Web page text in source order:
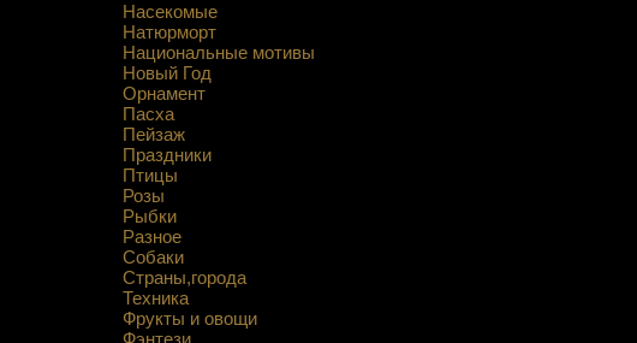
Насекомые
Натюрморт
Национальные мотивы
Новый Год
Орнамент
Пасха
Пейзаж
Праздники
Птицы
Розы
Рыбки
Разное
Собаки
Страны,города
Техника
Фрукты и овощи
Фэнтези